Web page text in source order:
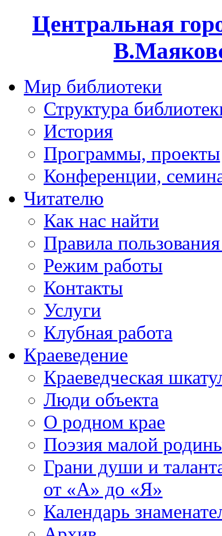
Центральная
Мир библиотеки
Структура
История
Программы, проекты
Конференции,
Читателю
Как нас найти
Правила
Режим работы
Контакты
Услуги
Клубная работа
Краеведение
Краеведческая
Люди объекта
О родном крае
Поэзия малой
Грани души и
от «А» до «Я»
Календарь